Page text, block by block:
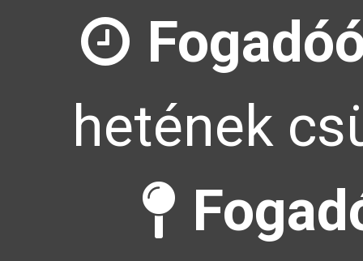
hetének